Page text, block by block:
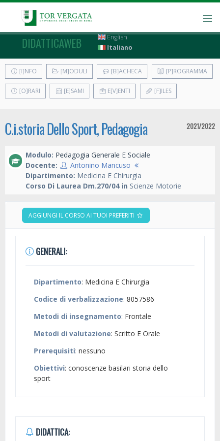
DIDATTICAWEB
English
Italiano
[I]NFO [M]ODULI [B]ACHECA [P]ROGRAMMA
[O]RARI [E]SAMI E[V]ENTI [F]ILES
C.i.storia Dello Sport, Pedagogia 2021/2022
Modulo: Pedagogia Generale E Sociale
Docente:
Antonino Mancuso
Dipartimento: Medicina E Chirurgia
Corso Di Laurea Dm.270/04 in Scienze Motorie
AGGIUNGI IL CORSO AI TUOI PREFERITI
GENERALI:
Dipartimento: Medicina E Chirurgia
Codice di verbalizzazione: 8057586
Metodi di insegnamento: Frontale
Metodi di valutazione: Scritto E Orale
Prerequisiti: nessuno
Obiettivi: conoscenze basilari storia dello
sport
DIDATTICA: